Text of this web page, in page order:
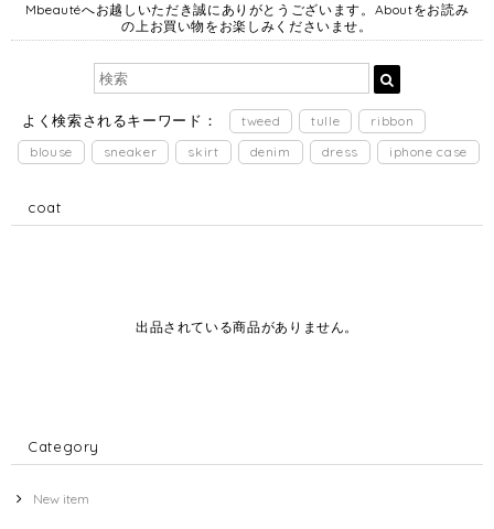
Mbeautéへお越しいただき誠にありがとうございます。Aboutをお読み
の上お買い物をお楽しみくださいませ。
よく検索されるキーワード： tweed tulle
ribbon
blouse
sneaker skirt denim dress iphone case
coat
出品されている商品がありません。
Category
New item